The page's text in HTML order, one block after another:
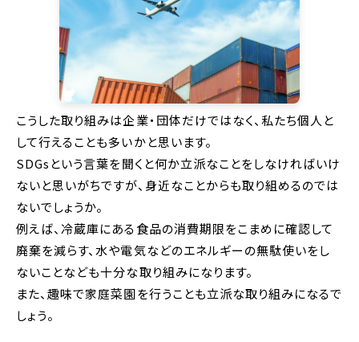
こうした取り組みは企業・団体だけではなく、私たち個人と
して行えることも多いかと思います。
SDGsという言葉を聞くと何か立派なことをしなければいけ
ないと思いがちですが、身近なことからも取り組めるのでは
ないでしょうか。
例えば、冷蔵庫にある食品の消費期限をこまめに確認して
廃棄を減らす、水や電気などのエネルギーの無駄使いをし
ないことなども十分な取り組みになります。
また、趣味で家庭菜園を行うことも立派な取り組みになるで
しょう。